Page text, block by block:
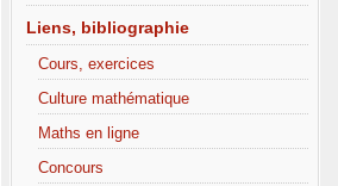
Liens, bibliographie
Cours, exercices
Culture mathématique
Maths en ligne
Concours